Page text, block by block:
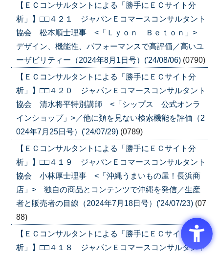
【ＥＣコンサルタントによる「勝手にＥＣサイト分
析」】□□４２１ ジャパンＥコマースコンサルタント
協会 松本順士理事 <「Ｌｙｏｎ Ｂｅｔｏｎ」>
デザイン、機能性、パフォーマンスで高評価／高いユ
ーザビリティー（2024年8月1日号）('24/08/06) (0790)
【ＥＣコンサルタントによる「勝手にＥＣサイト分
析」】□□４２０ ジャパンＥコマースコンサルタント
協会 清水将平特別講師 <「シップス 公式オンラ
インショップ」>／他に類を見ない検索機能を評価（2
024年7月25日号）('24/07/29) (0789)
【ＥＣコンサルタントによる「勝手にＥＣサイト分
析」】□□４１９ ジャパンＥコマースコンサルタント
協会 小林厚士理事 <「沖縄うまいもの屋！長浜商
店」> 独自の商品とコンテンツで沖縄を発信／生産
者と販売者の目線（2024年7月18日号）('24/07/23) (07
88)
【ＥＣコンサルタントによる「勝手にＥＣサイト分
析」】□□４１８ ジャパンＥコマースコンサルタント